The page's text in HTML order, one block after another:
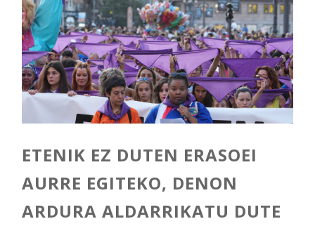
ETENIK EZ DUTEN ERASOEI
AURRE EGITEKO, DENON
ARDURA ALDARRIKATU DUTE